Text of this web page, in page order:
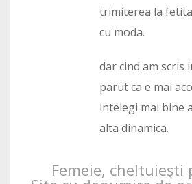
trimiterea la
cu moda.
dar cind am scris
parut ca e mai
intelegi mai bine
alta dinamica.
Femeie,